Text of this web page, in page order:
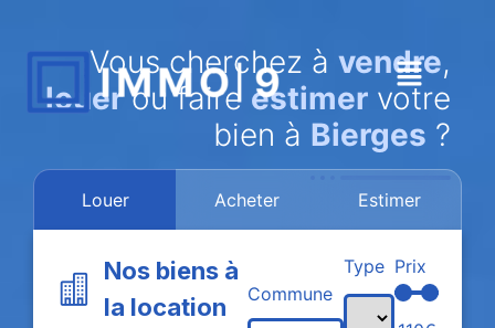
Vous cherchez à vendre,
louerou faire estimer votre
bien à Bierges ?
Louer Acheter Estimer
Nos biens à
la location
Prix
Type
Commune